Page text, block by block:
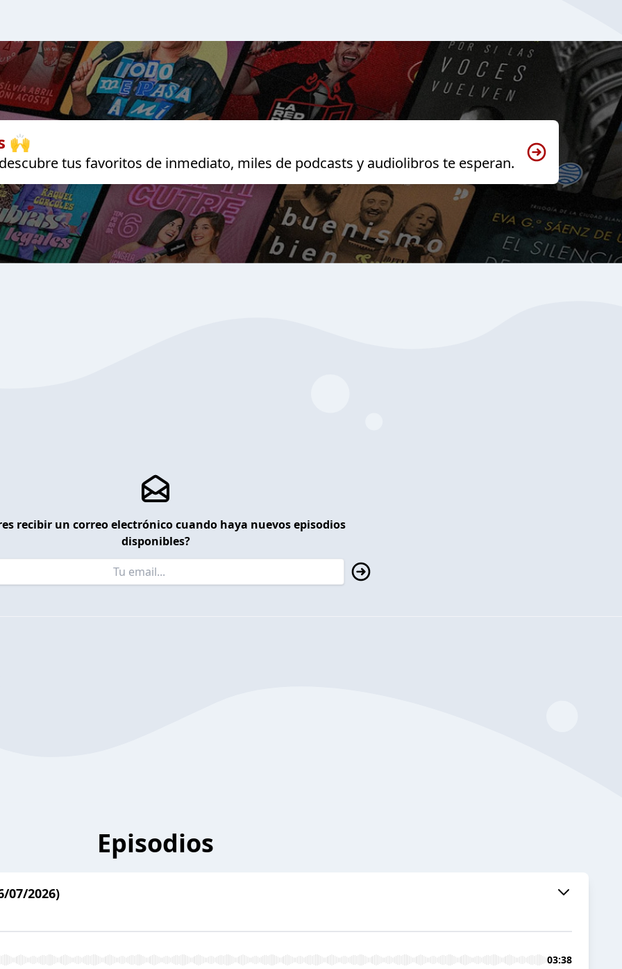
🙌
tus favoritos de inmediato, miles de podcasts y audiolibros te esperan.
recibir un correo electrónico cuando haya nuevos episodios
disponibles?
Episodios
07/2026)
03:38